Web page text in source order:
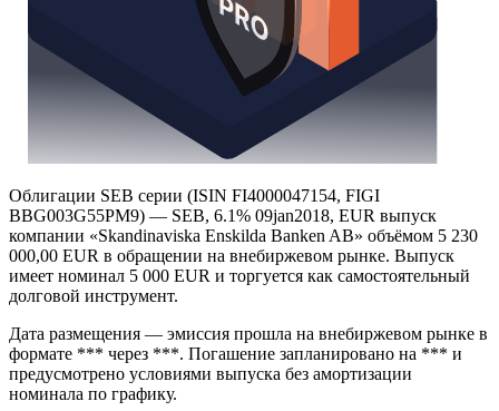
Облигации SEB серии (ISIN FI4000047154, FIGI
BBG003G55PM9) — SEB, 6.1% 09jan2018, EUR выпуск
компании «Skandinaviska Enskilda Banken AB» объёмом 5 230
000,00 EUR в обращении на внебиржевом рынке. Выпуск
имеет номинал 5 000 EUR и торгуется как самостоятельный
долговой инструмент.
Дата размещения — эмиссия прошла на внебиржевом рынке в
формате *** через ***. Погашение запланировано на *** и
предусмотрено условиями выпуска без амортизации
номинала по графику.